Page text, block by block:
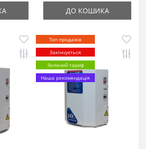
ДО КОШИКА
Топ продажів
Закінчується
Зелений тариф
Наша рекомендація